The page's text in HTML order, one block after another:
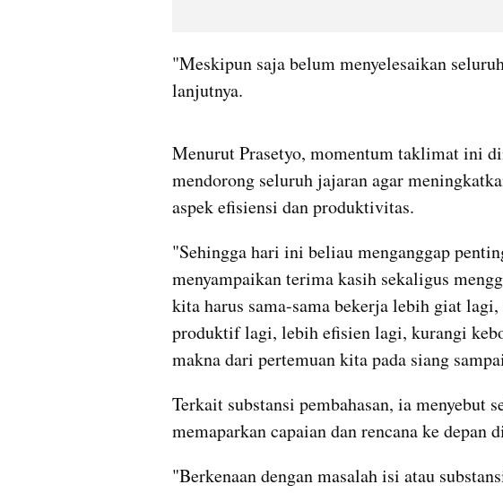
"Meskipun saja belum menyelesaikan
lanjutnya.
Menurut Prasetyo, momentum taklimat ini
mendorong seluruh jajaran agar
aspek efisiensi dan produktivitas.
"Sehingga hari ini beliau menganggap
menyampaikan terima kasih sekaligus
kita harus sama-sama bekerja lebih giat
produktif lagi, lebih efisien lagi, kurangi
makna dari pertemuan kita pada siang
Terkait substansi pembahasan, ia menyebut
memaparkan capaian dan rencana ke depan
"Berkenaan dengan masalah isi atau